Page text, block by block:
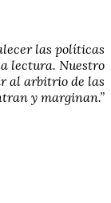
las políticas
lectura. Nuestro
al arbitrio de las
y marginan.”